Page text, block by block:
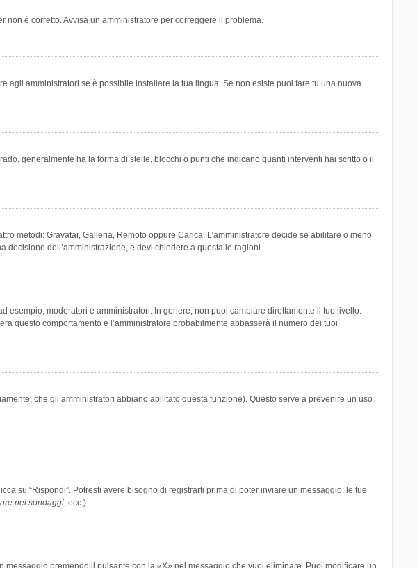
non è corretto. Avvisa un amministratore per correggere il problema.
agli amministratori se è possibile installare la tua lingua. Se non esiste puoi fare tu una nuova
generalmente ha la forma di stelle, blocchi o punti che indicano quanti interventi hai scritto o il
metodi: Gravatar, Galleria, Remoto oppure Carica. L’amministratore decide se abilitare o meno
decisione dell’amministrazione, e devi chiedere a questa le ragioni.
moderatori e amministratori. In genere, non puoi cambiare direttamente il tuo livello.
questo comportamento e l’amministratore probabilmente abbasserà il numero dei tuoi
che gli amministratori abbiano abilitato questa funzione). Questo serve a prevenire un uso
su “Rispondi”. Potresti avere bisogno di registrarti prima di poter inviare un messaggio: le tue
nei sondaggi, ecc.).
premendo il pulsante con la «X» nel messaggio che vuoi eliminare. Puoi modificare un